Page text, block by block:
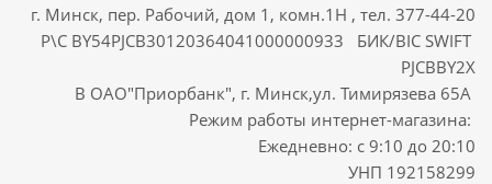
г. Минск, пер. Рабочий, дом 1, комн.1Н , тел. 377-44-20
Р\С BY54PJCB30120364041000000933 БИК/BIC SWIFT
PJCBBY2X
В ОАО"Приорбанк", г. Минск,ул. Тимирязева 65А
Режим работы интернет-магазина:
Ежедневно: с 9:10 до 20:10
УНП 192158299